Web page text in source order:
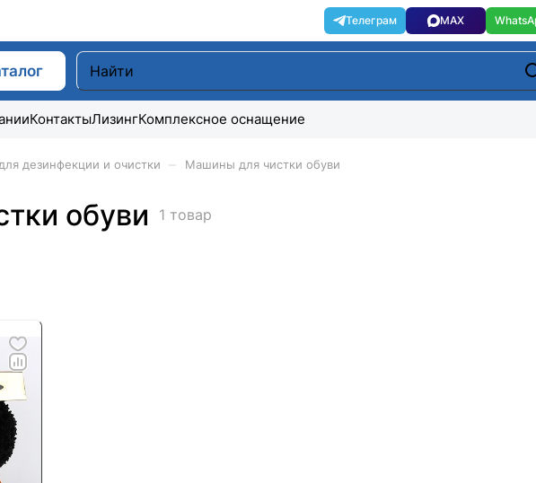
КонтактыЛизингКомплексное оснащение
дезинфекции и очистки Машины для чистки обуви
обуви 1 товар